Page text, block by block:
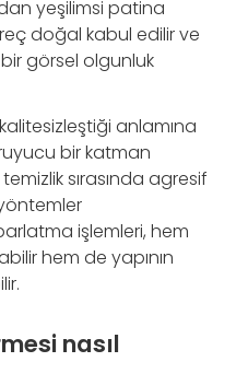
yeşilimsi patina
doğal kabul edilir ve
görsel olgunluk
anlamına
bir katman
sırasında agresif
işlemleri, hem
hem de yapının
nasıl